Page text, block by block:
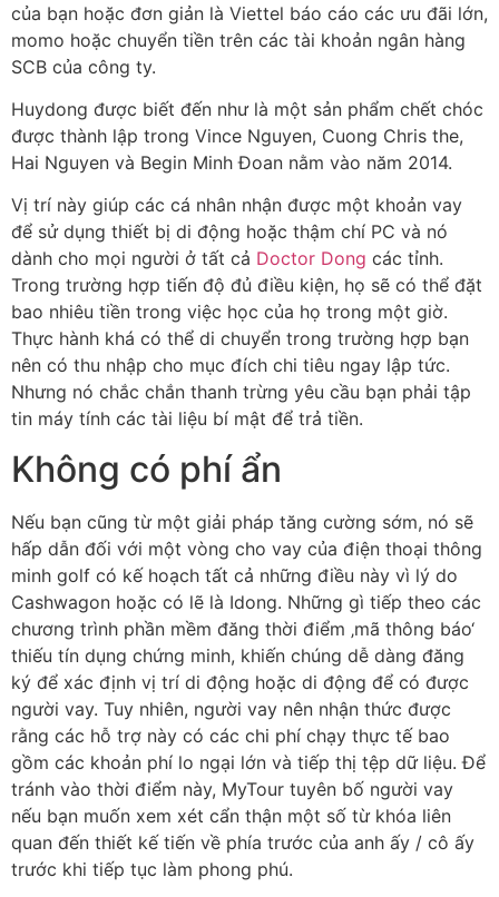
của bạn hoặc đơn giản là Viettel báo cáo các ưu đãi lớn,
momo hoặc chuyển tiền trên các tài khoản ngân hàng
SCB của công ty.
Huydong được biết đến như là một sản phẩm chết chóc
được thành lập trong Vince Nguyen, Cuong Chris the,
Hai Nguyen và Begin Minh Đoan nằm vào năm 2014.
Vị trí này giúp các cá nhân nhận được một khoản vay
để sử dụng thiết bị di động hoặc thậm chí PC và nó
dành cho mọi người ở tất cả Doctor Dong các tỉnh.
Trong trường hợp tiến độ đủ điều kiện, họ sẽ có thể đặt
bao nhiêu tiền trong việc học của họ trong một giờ.
Thực hành khá có thể di chuyển trong trường hợp bạn
nên có thu nhập cho mục đích chi tiêu ngay lập tức.
Nhưng nó chắc chắn thanh trừng yêu cầu bạn phải tập
tin máy tính các tài liệu bí mật để trả tiền.
Không có phí ẩn
Nếu bạn cũng từ một giải pháp tăng cường sớm, nó sẽ
hấp dẫn đối với một vòng cho vay của điện thoại thông
minh golf có kế hoạch tất cả những điều này vì lý do
Cashwagon hoặc có lẽ là Idong. Những gì tiếp theo các
chương trình phần mềm đăng thời điểm ‚mã thông báo‘
thiếu tín dụng chứng minh, khiến chúng dễ dàng đăng
ký để xác định vị trí di động hoặc di động để có được
người vay. Tuy nhiên, người vay nên nhận thức được
rằng các hỗ trợ này có các chi phí chạy thực tế bao
gồm các khoản phí lo ngại lớn và tiếp thị tệp dữ liệu. Để
tránh vào thời điểm này, MyTour tuyên bố người vay
nếu bạn muốn xem xét cẩn thận một số từ khóa liên
quan đến thiết kế tiến về phía trước của anh ấy / cô ấy
trước khi tiếp tục làm phong phú.